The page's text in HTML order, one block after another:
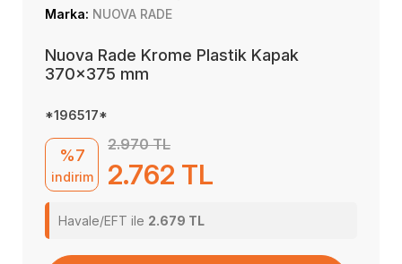
Marka: NUOVA RADE
Nuova Rade Krome Plastik Kapak
370x375 mm
*196517*
%7
indirim
2.970 TL
2.762 TL
Havale/EFT ile 2.679 TL